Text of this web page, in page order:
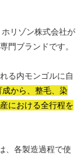
リゾン株式会社が
門ブランドです。
る内モンゴルに自
から、整毛、染
における全行程を
、各製造過程で使